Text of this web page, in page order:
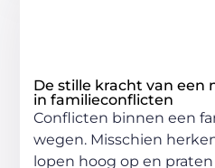
De stille kracht van een
in familieconflicten
Conflicten binnen een
wegen. Misschien
lopen hoog op en